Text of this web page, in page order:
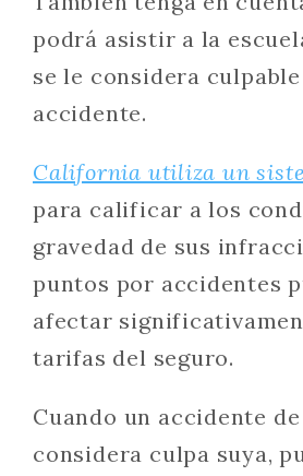
podrá asistir a la
se le considera
accidente.
California utiliza un
para calificar a los
gravedad de sus
puntos por accidentes
afectar
tarifas del seguro.
Cuando un accidente
considera culpa suya,